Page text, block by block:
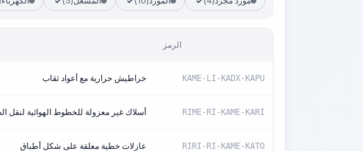
الرمز
KAME-LI-KADX-KAPU خراطيش حرارية مع أعواد ثقاب
RIME-RI-KAME-KARI أسلاك غير معزولة للخطوط الهوائية لنقل
RIRI-RI-KAME-KATO عازلات خطية معلقة على شكل أطباق